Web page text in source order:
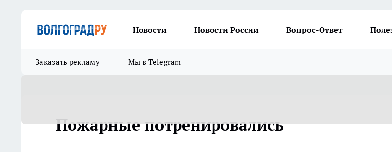
Новости Новости России Вопрос-Ответ
Заказать рекламу Мы в Telegram
Пожарные потренировались